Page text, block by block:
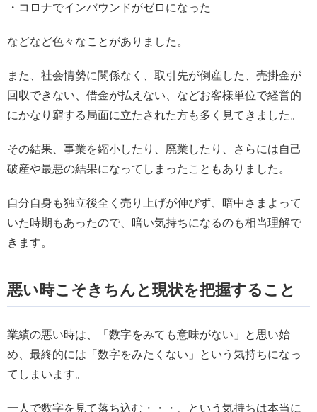
・コロナでインバウンドがゼロになった
などなど色々なことがありました。
また、社会情勢に関係なく、取引先が倒産した、売掛金が
回収できない、借金が払えない、などお客様単位で経営的
にかなり窮する局面に立たされた方も多く見てきました。
その結果、事業を縮小したり、廃業したり、さらには自己
破産や最悪の結果になってしまったこともありました。
自分自身も独立後全く売り上げが伸びず、暗中さまよって
いた時期もあったので、暗い気持ちになるのも相当理解で
きます。
悪い時こそきちんと現状を把握すること
業績の悪い時は、「数字をみても意味がない」と思い始
め、最終的には「数字をみたくない」という気持ちになっ
てしまいます。
一人で数字を見て落ち込む・・・、という気持ちは本当に